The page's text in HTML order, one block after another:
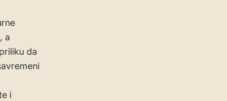
a
da
i